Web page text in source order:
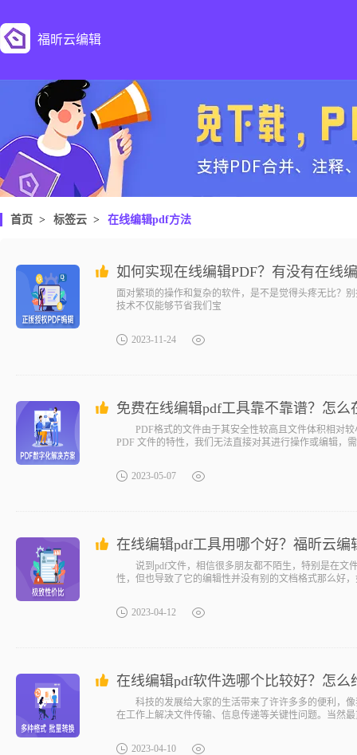
福昕云编辑
首页 > 标签云 > 在线编辑pdf方法
如何实现在线编辑PDF？有没有在线
面对繁琐的操作和复杂的软件，是不是觉得头疼无比？
技术不仅能够节省我们宝
2023-11-24
免费在线编辑pdf工具靠不靠谱？怎么
PDF格式的文件由于其安全性较高且文件体积相对较
PDF 文件的特性，我们无法直接对其进行操作或编辑，
2023-05-07
在线编辑pdf工具用哪个好？福昕云编
说到pdf文件，相信很多朋友都不陌生，特别是在文
性，但也导致了它的编辑性并没有别的文档格式那么好
2023-04-12
在线编辑pdf软件选哪个比较好？怎么
科技的发展给大家的生活带来了许许多多的便利，像
在工作上解决文件传输、信息传递等关键性问题。当然
2023-04-10